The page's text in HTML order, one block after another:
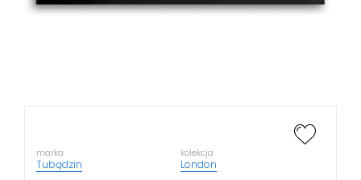
marka
Tubądzin
kolekcja
London